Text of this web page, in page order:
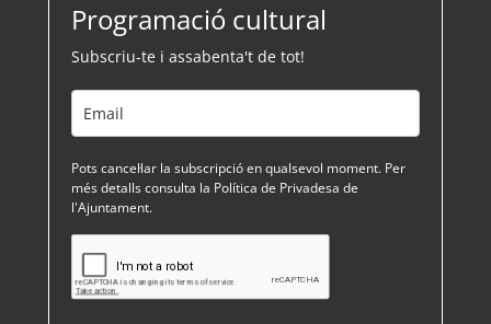
Programació cultural
Subscriu-te i assabenta't de tot!
Pots cancel·lar la subscripció en qualsevol moment. Per
més detalls consulta la Política de Privadesa de
l'Ajuntament.